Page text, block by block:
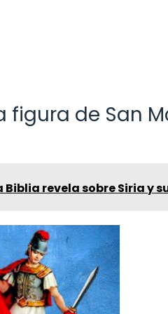
figura de San
Biblia revela sobre Siria y